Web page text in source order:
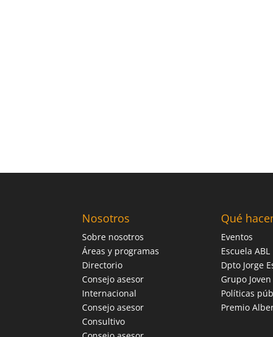
Nosotros
Sobre nosotros
Áreas y programas
Directorio
Consejo asesor
Internacional
Consejo asesor
Consultivo
Qué
Eventos
Escuela ABL
Dpto Jorge
Grupo Joven
Políticas
Premio